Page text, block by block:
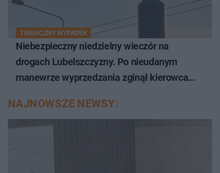
TRAGICZNY WYPADEK
Niebezpieczny niedzielny wieczór na
drogach Lubelszczyzny. Po nieudanym
manewrze wyprzedzania zginął kierowca
NAJNOWSZE NEWSY: